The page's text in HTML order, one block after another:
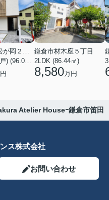
藤沢市鵠沼松が岡２丁目
2LDK＋S(納戸) (96.05㎡)
鎌倉市材木座５丁目
2LDK (86.44㎡)
8,580万円
Atelier Houseｰ鎌倉市笛田
ス株式会社
お問い合わせ